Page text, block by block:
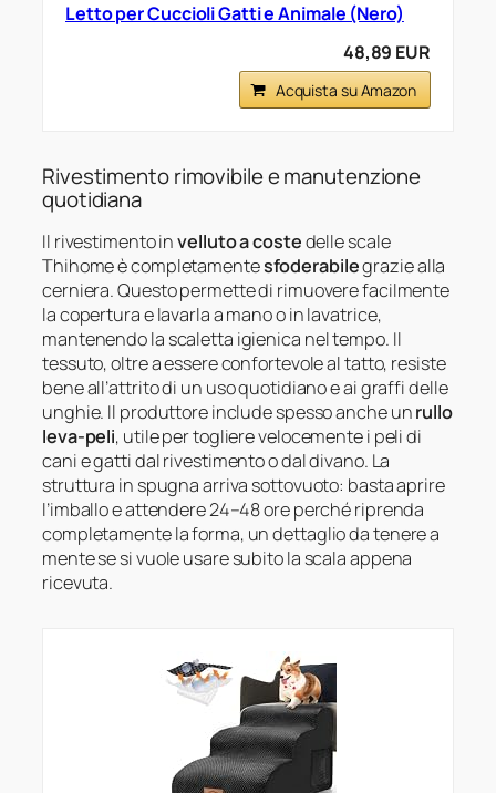
Letto per Cuccioli Gatti e Animale (Nero)
48,89 EUR
Acquista su Amazon
Rivestimento rimovibile e manutenzione
quotidiana
Il rivestimento invelluto a costedelle scale
Thihome è completamentesfoderabilegrazie alla
cerniera. Questo permette di rimuovere facilmente
la copertura e lavarla a mano o in lavatrice,
mantenendo la scaletta igienica nel tempo. Il
tessuto, oltre a essere confortevole al tatto, resiste
bene all’attrito di un uso quotidiano e ai graffi delle
unghie. Il produttore include spesso anche unrullo
leva-peli, utile per togliere velocemente i peli di
cani e gatti dal rivestimento o dal divano. La
struttura in spugna arriva sottovuoto: basta aprire
l’imballo e attendere 24–48 ore perché riprenda
completamente la forma, un dettaglio da tenere a
mente se si vuole usare subito la scala appena
ricevuta.